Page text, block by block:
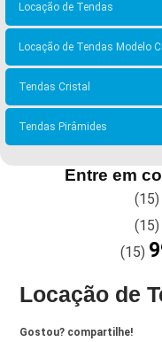
Locação de Tendas
Locação de Tendas Modelo
Tendas Cristal
Tendas Pirâmides
Entre em
(15)
(15)
(15)
Locação de
Gostou? compartilhe!